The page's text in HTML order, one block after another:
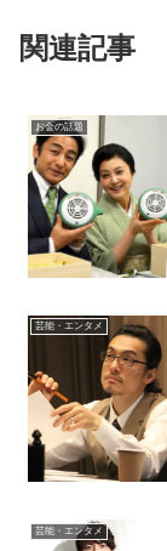
関連記事
お金の話題
芸能・エンタメ
芸能・エンタメ